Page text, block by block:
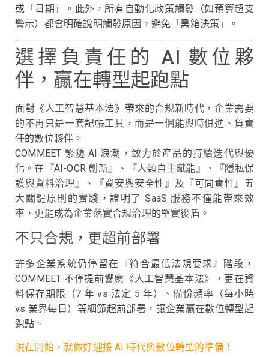
或「日期」。此外，所有自動化政策觸發（如預算超支
警示）都會明確說明觸發原因，避免「黑箱決策」。
選擇負責任的 AI 數位夥
伴，贏在轉型起跑點
面對《人工智慧基本法》帶來的合規新時代，企業需要
的不再只是一套記帳工具，而是一個能與時俱進、負責
任的數位夥伴。
COMMEET 緊隨 AI 浪潮，致力於產品的持續迭代與優
化。在『AI-OCR 創新』、『人類自主賦能』、『隱私保
護與資料治理』、『資安與安全性』及『可問責性』五
大關鍵原則的實踐，證明了 SaaS 服務不僅能帶來效
率，更能成為企業落實合規治理的堅實後盾。
不只合規，更超前部署
許多企業系統仍停留在『符合最低法規要求』階段，
COMMEET 不僅提前響應《人工智慧基本法》，更在資
料保存期限（7 年 vs 法定 5 年）、備份頻率（每小時
vs 業界每日）等細節超前部署，讓企業贏在數位轉型起
跑點。
現在開始，就做好迎接 AI 時代與數位轉型的準備！